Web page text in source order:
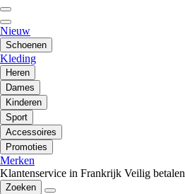
Nieuw
Schoenen
Kleding
Heren
Dames
Kinderen
Sport
Accessoires
Promoties
Merken
Klantenservice in Frankrijk Veilig betalen
Zoeken